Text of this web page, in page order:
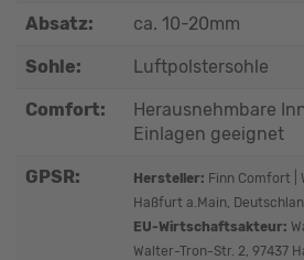
Absatz: ca. 10-20mm
Sohle: Luftpolstersohle
Comfort:
Herausnehmbare
Einlagen geeignet
GPSR: Hersteller: Finn Comfort |
Haßfurt a.Main,
EU-Wirtschaftsakteur:
Walter-Tron-Str. 2, 97437